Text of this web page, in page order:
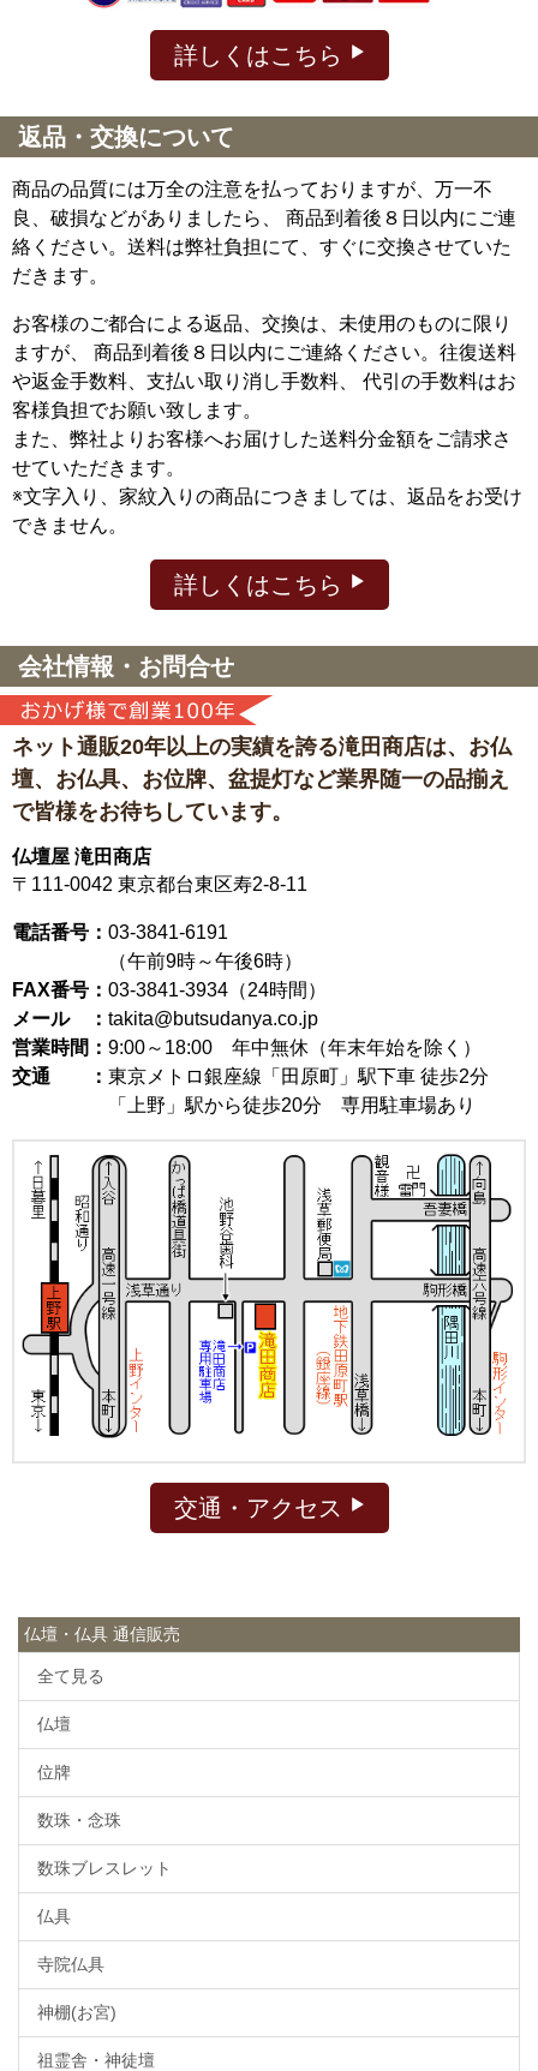
詳しくはこちら
返品・交換について
商品の品質には万全の注意を払っておりますが、万一不
良、破損などがありましたら、 商品到着後８日以内にご連
絡ください。送料は弊社負担にて、すぐに交換させていた
だきます。
お客様のご都合による返品、交換は、未使用のものに限り
ますが、
商品到着後８日以内にご連絡ください。往復送料
や返金手数料、支払い取り消し手数料、 代引の手数料はお
客様負担でお願い致します。
また、弊社よりお客様へお届けした送料分金額をご請求さ
せていただきます。
※文字入り、家紋入りの商品につきましては、返品をお受け
できません。
詳しくはこちら
会社情報・お問合せ
ネット通販20年以上の実績を誇る滝田商店は、 お仏
壇、お仏具、お位牌、盆提灯など業界随一の品揃え
で皆様をお待ちしています。
仏壇屋 滝田商店
〒111-0042 東京都台東区寿2-8-11
電話番号： 03-3841-6191
（午前9時～午後6時）
FAX番号： 03-3841-3934（24時間）
メール ： takita@butsudanya.co.jp
営業時間： 9:00～18:00 年中無休（年末年始を除く）
交通 ： 東京メトロ銀座線「田原町」駅下車 徒歩2分
「上野」駅から徒歩20分 専用駐車場あり
交通・アクセス
仏壇・仏具 通信販売
全て見る
仏壇
位牌
数珠・念珠
数珠ブレスレット
仏具
寺院仏具
神棚(お宮)
祖霊舎・神徒壇